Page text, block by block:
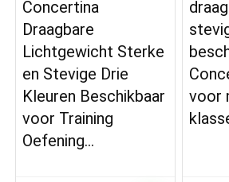
Concertina
Draagbare
Lichtgewicht Sterke
en Stevige Drie
Kleuren Beschikbaar
voor Training
Oefening…
voor